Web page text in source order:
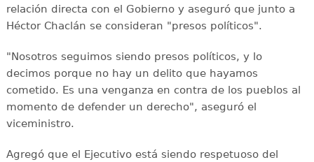
relación directa con el Gobierno y aseguró que junto a
Héctor Chaclán se consideran "presos políticos".
"Nosotros seguimos siendo presos políticos, y lo
decimos porque no hay un delito que hayamos
cometido. Es una venganza en contra de los pueblos al
momento de defender un derecho", aseguró el
viceministro.
Agregó que el Ejecutivo está siendo respetuoso del